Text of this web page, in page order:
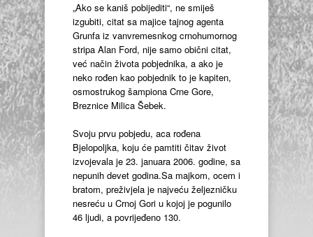
„Ako se kaniš pobijediti“, ne smiješ
izgubiti, citat sa majice tajnog agenta
Grunfa iz vanvremesnkog crnohumornog
stripa Alan Ford, nije samo obični citat,
već način života pobjednika, a ako je
neko rođen kao pobjednik to je kapiten,
osmostrukog šampiona Crne Gore,
Breznice Milica Šebek.
Svoju prvu pobjedu, aca rođena
Bjelopoljka, koju će pamtiti čitav život
izvojevala je 23. januara 2006. godine, sa
nepunih devet godina.Sa majkom, ocem i
bratom, preživjela je najveću željezničku
nesreću u Crnoj Gori u kojoj je pogunilo
46 ljudi, a povrijeđeno 130.